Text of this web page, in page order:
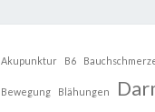
Akupunktur B6
Bewegung Blähungen